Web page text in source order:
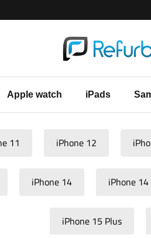
Apple watch iPads
11 iPhone 12
iPhone 14 iPhone
iPhone 15 Plus